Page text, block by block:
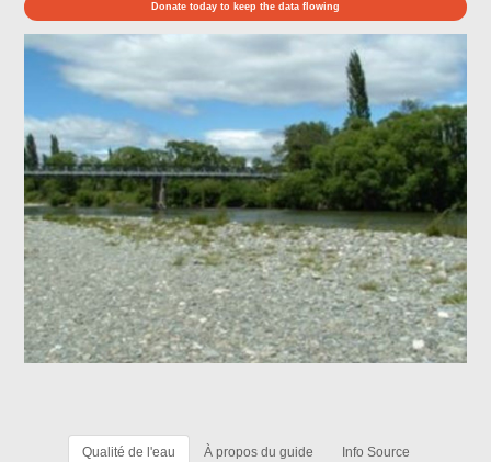
Donate today to keep the data flowing
Qualité de l'eau À propos du guide Info Source